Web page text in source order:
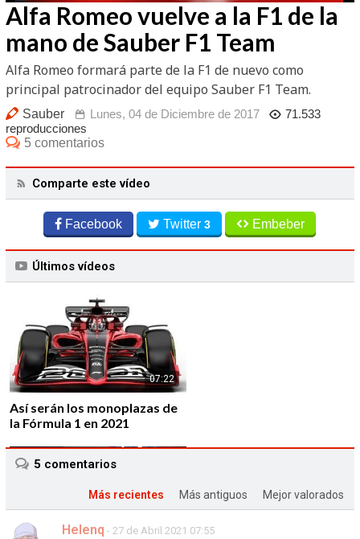
Video
Alfa Romeo vuelve a la F1 de la
mano de Sauber F1 Team
Alfa Romeo formará parte de la F1 de nuevo como
principal patrocinador del equipo Sauber F1 Team.
Sauber Lunes, 04 de Diciembre de 2017
71.533
reproducciones
5 comentarios
Comparte este vídeo
Facebook Twitter3 Embeber
Últimos vídeos
07:22
Así serán los monoplazas de
la Fórmula 1 en 2021
01:43
5 comentarios
Más recientes Más antiguos Mejor valorados
Helenq - 27 de Abril 2021 07:55